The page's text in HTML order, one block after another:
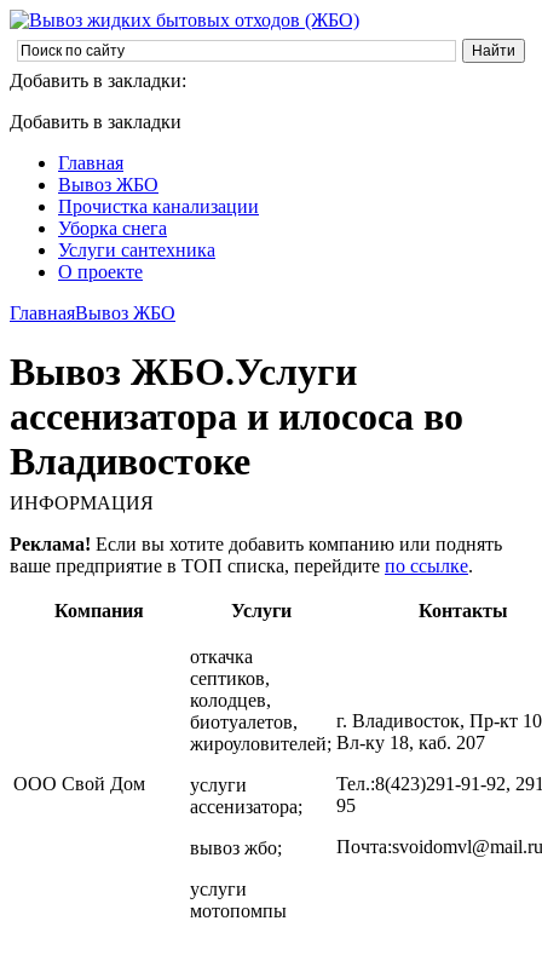
Добавить в закладки:
Добавить в закладки
Главная
Вывоз ЖБО
Прочистка канализации
Уборка снега
Услуги сантехника
О проекте
ГлавнаяВывоз ЖБО
Вывоз ЖБО.Услуги
ассенизатора и илососа во
Владивостоке
ИНФОРМАЦИЯ
Реклама! Если вы хотите добавить компанию или поднять
ваше предприятие в ТОП списка, перейдите по ссылке.
Компания Услуги Контакты
ООО Свой Дом
откачка
септиков,
колодцев,
биотуалетов,
жироуловителей;
услуги
ассенизатора;
вывоз жбо;
услуги
мотопомпы
г. Владивосток, Пр-кт
Вл-ку 18, каб. 207
Тел.:8(423)291-91-92,
95
Почта:svoidomvl@mail.ru